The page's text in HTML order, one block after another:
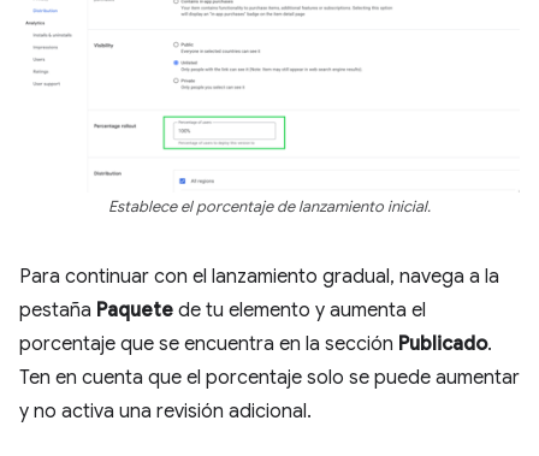
Establece el porcentaje de lanzamiento inicial.
Para continuar con el lanzamiento gradual, navega a la
pestaña Paquete de tu elemento y aumenta el
porcentaje que se encuentra en la sección Publicado.
Ten en cuenta que el porcentaje solo se puede aumentar
y no activa una revisión adicional.